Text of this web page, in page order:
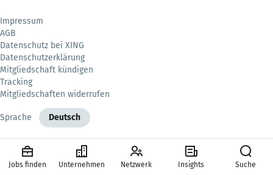
Impressum
AGB
Datenschutz bei XING
Datenschutzerklärung
Mitgliedschaft kündigen
Tracking
Mitgliedschaften widerrufen
Sprache Deutsch
Jobs finden Unternehmen Netzwerk Insights Suche